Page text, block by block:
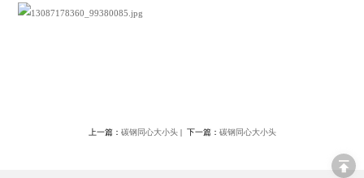
上一篇： 碳钢同心大小头| 下一篇： 碳钢同心大小头